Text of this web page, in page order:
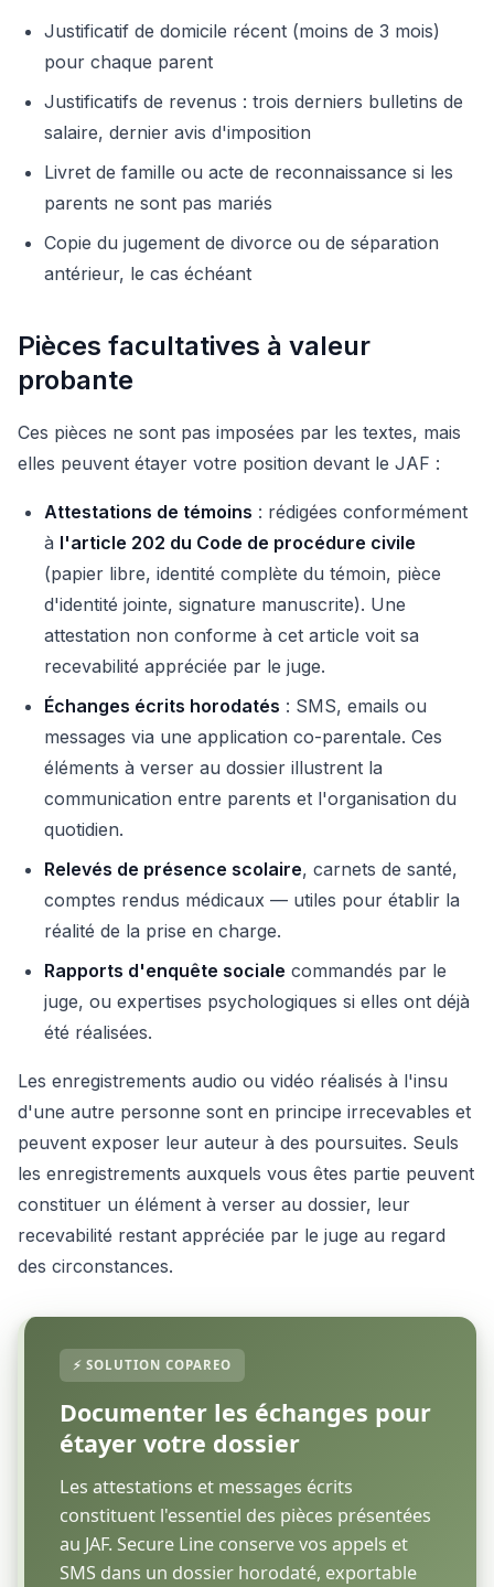
Justificatif de domicile récent (moins de 3 mois)
pour chaque parent
Justificatifs de revenus : trois derniers bulletins de
salaire, dernier avis d'imposition
Livret de famille ou acte de reconnaissance si les
parents ne sont pas mariés
Copie du jugement de divorce ou de séparation
antérieur, le cas échéant
Pièces facultatives à valeur
probante
Ces pièces ne sont pas imposées par les textes, mais
elles peuvent étayer votre position devant le JAF :
Attestations de témoins : rédigées conformément
à l'article 202 du Code de procédure civile
(papier libre, identité complète du témoin, pièce
d'identité jointe, signature manuscrite). Une
attestation non conforme à cet article voit sa
recevabilité appréciée par le juge.
Échanges écrits horodatés : SMS, emails ou
messages via une application co-parentale. Ces
éléments à verser au dossier illustrent la
communication entre parents et l'organisation du
quotidien.
Relevés de présence scolaire, carnets de santé,
comptes rendus médicaux — utiles pour établir la
réalité de la prise en charge.
Rapports d'enquête sociale commandés par le
juge, ou expertises psychologiques si elles ont déjà
été réalisées.
Les enregistrements audio ou vidéo réalisés à l'insu
d'une autre personne sont en principe irrecevables et
peuvent exposer leur auteur à des poursuites. Seuls
les enregistrements auxquels vous êtes partie peuvent
constituer un élément à verser au dossier, leur
recevabilité restant appréciée par le juge au regard
des circonstances.
Documenter les échanges pour
étayer votre dossier
Les attestations et messages écrits
constituent l'essentiel des pièces présentées
au JAF. Secure Line conserve vos appels et
SMS dans un dossier horodaté, exportable